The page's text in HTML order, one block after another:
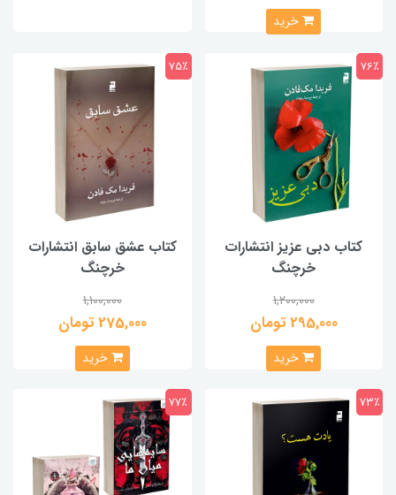
خرید
کتاب دبی عزیز انتشارات
خرچنگ
1,200,000
295,000 تومان
76٪
خرید
کتاب عشق سابق انتشارات
خرچنگ
1,100,000
275,000 تومان
75٪
خرید
73٪ 77٪